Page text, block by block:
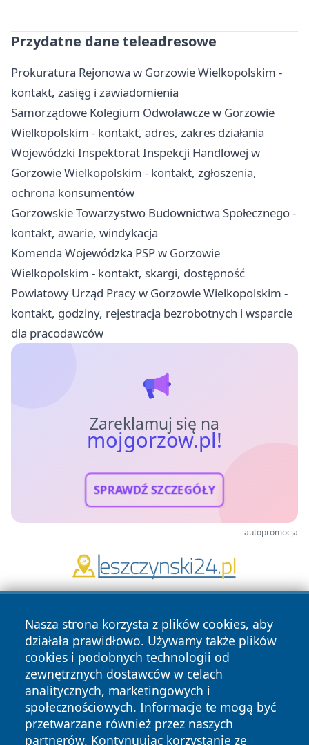
Przydatne dane teleadresowe
Prokuratura Rejonowa w Gorzowie Wielkopolskim -
kontakt, zasięg i zawiadomienia
Samorządowe Kolegium Odwoławcze w Gorzowie
Wielkopolskim - kontakt, adres, zakres działania
Wojewódzki Inspektorat Inspekcji Handlowej w
Gorzowie Wielkopolskim - kontakt, zgłoszenia,
ochrona konsumentów
Gorzowskie Towarzystwo Budownictwa Społecznego -
kontakt, awarie, windykacja
Komenda Wojewódzka PSP w Gorzowie
Wielkopolskim - kontakt, skargi, dostępność
Powiatowy Urząd Pracy w Gorzowie Wielkopolskim -
kontakt, godziny, rejestracja bezrobotnych i wsparcie
dla pracodawców
Zareklamuj się na
mojgorzow.pl!
SPRAWDŹ SZCZEGÓŁY
autopromocja
Nasza strona korzysta z plików cookies, aby
działała prawidłowo. Używamy także plików
cookies i podobnych technologii od
zewnętrznych dostawców w celach
analitycznych, marketingowych i
społecznościowych. Informacje te mogą być
przetwarzane również przez naszych
partnerów. Kontynuując korzystanie ze
Copyright © 2026 mojgorzow.pl Wszystkie prawa zastrzeżone.
Polityka Polityka